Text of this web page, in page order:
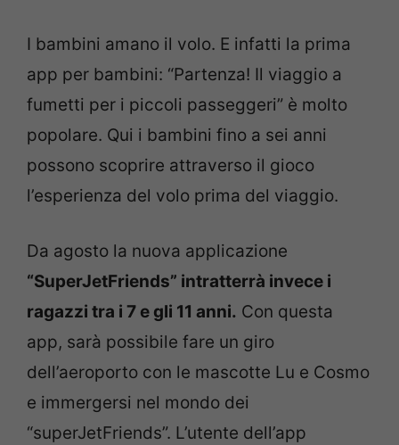
I bambini amano il volo. E infatti la prima
app per bambini: “Partenza! Il viaggio a
fumetti per i piccoli passeggeri” è molto
popolare. Qui i bambini fino a sei anni
possono scoprire attraverso il gioco
l’esperienza del volo prima del viaggio.
Da agosto la nuova applicazione
“SuperJetFriends” intratterrà invece i
ragazzi tra i 7 e gli 11 anni. Con questa
app, sarà possibile fare un giro
dell’aeroporto con le mascotte Lu e Cosmo
e immergersi nel mondo dei
“superJetFriends”. L’utente dell’app